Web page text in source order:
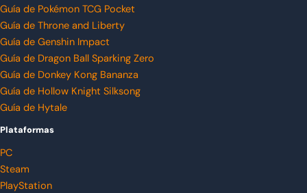
Guía de Pokémon TCG Pocket
Guía de Throne and Liberty
Guía de Genshin Impact
Guía de Dragon Ball Sparking Zero
Guía de Donkey Kong Bananza
Guía de Hollow Knight Silksong
Guía de Hytale
Plataformas
PC
Steam
PlayStation